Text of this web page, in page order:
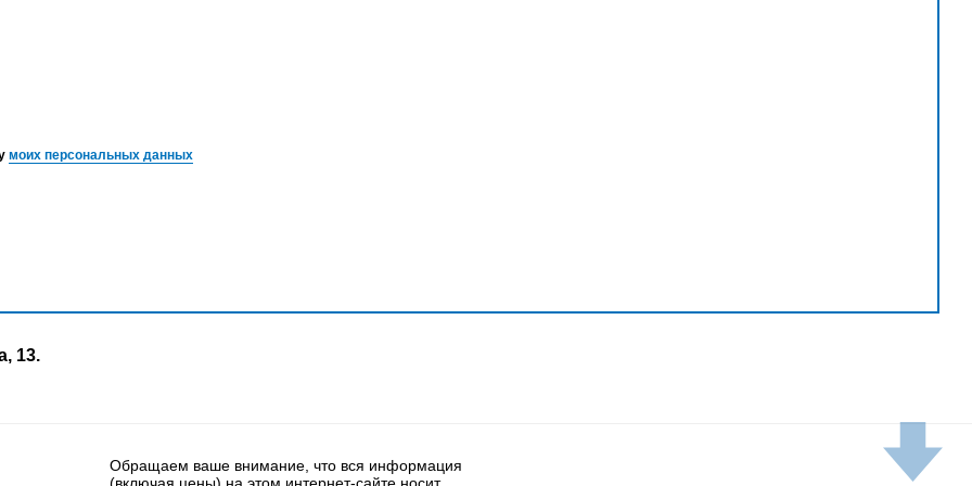
моих персональных данных
13.
Обращаем ваше внимание, что вся информация